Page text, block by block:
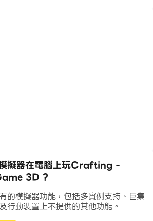
款 Block Craft 遊戲的可能性確實是
作的魔法 - 3D 方塊製作遊戲！立即
擬器在電腦上玩Crafting -
3D ?
的模擬器功能，包括多實例支持、巨集
行動裝置上不提供的其他功能。